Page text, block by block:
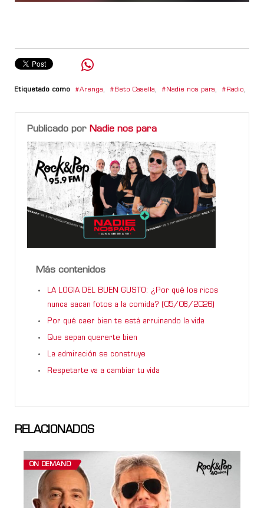
Etiquetado como Arenga, Beto Casella, Nadie nos para, Radio,
Publicado por Nadie nos para
Más contenidos
LA LOGIA DEL BUEN GUSTO: ¿Por qué los ricos
nunca sacan fotos a la comida? (05/08/2026)
Por qué caer bien te está arruinando la vida
Que sepan quererte bien
La admiración se construye
Respetarte va a cambiar tu vida
RELACIONADOS
ON DEMAND